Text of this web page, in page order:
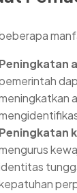
Peningkatan
Peningkatan